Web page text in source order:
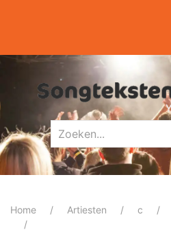
Home Artiesten c